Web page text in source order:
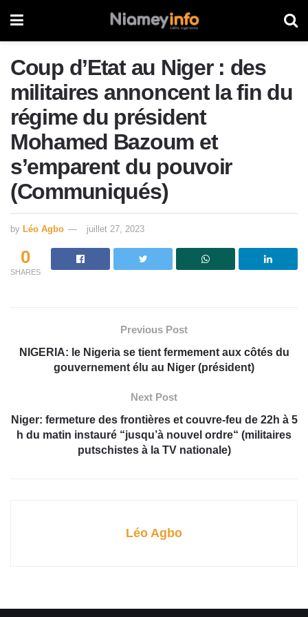
Coup d’Etat au Niger : des
militaires annoncent la fin du
régime du président
Mohamed Bazoum et
s’emparent du pouvoir
(Communiqués)
by Léo Agbo juillet 27, 2023
0
SHARES
Previous Post
NIGERIA: le Nigeria se tient fermement aux côtés du
gouvernement élu au Niger (président)
Next Post
Niger: fermeture des frontières et couvre-feu de 22h à 5
h du matin instauré “jusqu’à nouvel ordre“ (militaires
putschistes à la TV nationale)
Léo Agbo